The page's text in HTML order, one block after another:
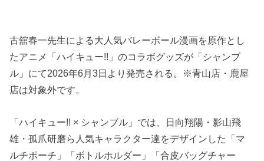
古舘春一先生による大人気バレーボール漫画を原作とし
たアニメ「ハイキュー!!」のコラボグッズが「シャンブ
ル」にて2026年6月3日より発売される。※青山店・鹿屋
店は対象外です。
「ハイキュー!! × シャンブル」では、日向翔陽・影山飛
雄・孤爪研磨ら人気キャラクター達をデザインした「マ
ルチポーチ」「ボトルホルダー」「合皮バッグチャー